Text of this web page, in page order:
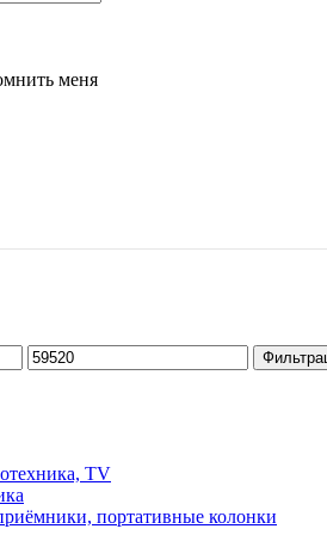
меня
TV
портативные колонки